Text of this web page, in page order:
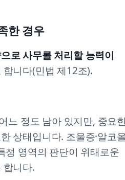
한 경우
로 사무를 처리할 능력이
니다(민법 제12조).
느 정도 남아 있지만, 중요
상태입니다. 조울증·알코
정 영역의 판단이 위태로운
합니다.